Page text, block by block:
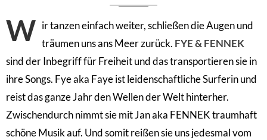
W ir tanzen einfach weiter, schließen die Augen und
träumen uns ans Meer zurück. FYE & FENNEK
sind der Inbegriff für Freiheit und das transportieren sie in
ihre Songs. Fye aka Faye ist leidenschaftliche Surferin und
reist das ganze Jahr den Wellen der Welt hinterher.
Zwischendurch nimmt sie mit Jan aka FENNEK traumhaft
schöne Musik auf. Und somit reißen sie uns jedesmal vom